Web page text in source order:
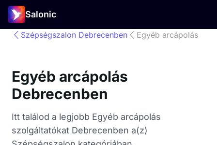
Salonic
Szépségszalon Debrecenben Egyéb arcápolás
Egyéb arcápolás
Debrecenben
Itt találod a legjobb Egyéb arcápolás
szolgáltatókat Debrecenben a(z)